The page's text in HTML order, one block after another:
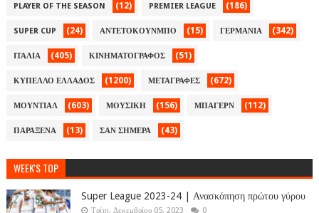
PLAYER OF THE SEASON (12) PREMIER LEAGUE (186)
SUPER CUP (24) ΑΝΤΕΤΟΚΟΥΝΜΠΟ (15) ΓΕΡΜΑΝΙΑ (342)
ΙΤΑΛΙΑ (405) ΚΙΝΗΜΑΤΟΓΡΑΦΟΣ (51)
ΚΥΠΕΛΛΟ ΕΛΛΑΔΟΣ (1200) ΜΕΤΑΓΡΑΦΕΣ (672)
ΜΟΥΝΤΙΑΛ (603) ΜΟΥΣΙΚΗ (156) ΜΠΑΓΕΡΝ (112)
ΠΑΡΑΞΕΝΑ (13) ΣΑΝ ΣΗΜΕΡΑ (43)
WEEK'S TOP
Super League 2023-24 | Ανασκόπηση πρώτου γύρου
Τρίτη, Δεκεμβρίου 05, 2023 0